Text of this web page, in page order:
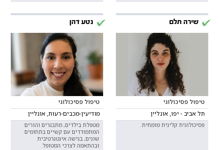
שירה תלם
טיפול פסיכולוגי
תל אביב - יפו, אונליין
פסיכולוגית קלינית מומחית.
נטע דהן
טיפול פסיכולוגי
מודיעין-מכבים-רעות, אונליין
מטפלת בילדים, מתבגרים והורים
המתמודדים עם קשיים בתחומים
שונים, בגישה אינטגרטיבית
ובהתאמה לצרכי המטופל.